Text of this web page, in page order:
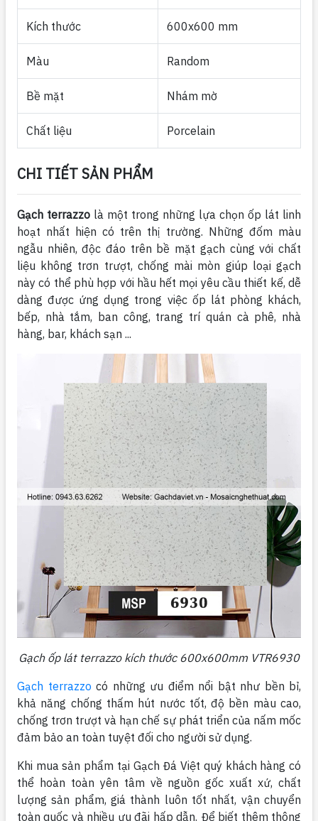
Kích thước 600x600 mm
Màu Random
Bề mặt Nhám mờ
Chất liệu Porcelain
CHI TIẾT SẢN PHẨM
Gạch terrazzo là một trong những lựa chọn ốp lát linh
hoạt nhất hiện có trên thị trường. Những đốm màu
ngẫu nhiên, độc đáo trên bề mặt gạch cùng với chất
liệu không trơn trượt, chống mài mòn giúp loại gạch
này có thể phù hợp với hầu hết mọi yêu cầu thiết kế, dễ
dàng được ứng dụng trong việc ốp lát phòng khách,
bếp, nhà tắm, ban công, trang trí quán cà phê, nhà
hàng, bar, khách sạn ...
Gạch ốp lát terrazzo kích thước 600x600mm VTR6930
Gạch terrazzo có những ưu điểm nổi bật như bền bỉ,
khả năng chống thấm hút nước tốt, độ bền màu cao,
chống trơn trượt và hạn chế sự phát triển của nấm mốc
đảm bảo an toàn tuyệt đối cho người sử dụng.
Khi mua sản phẩm tại Gạch Đá Việt quý khách hàng có
thể hoàn toàn yên tâm về nguồn gốc xuất xứ, chất
lượng sản phẩm, giá thành luôn tốt nhất, vận chuyển
toàn quốc và nhiều ưu đãi hấp dẫn. Để biết thêm thông